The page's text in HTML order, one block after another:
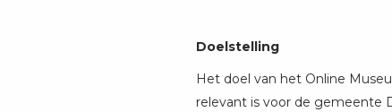
Doelstelling
Het doel van het Online
relevant is voor de gemeente